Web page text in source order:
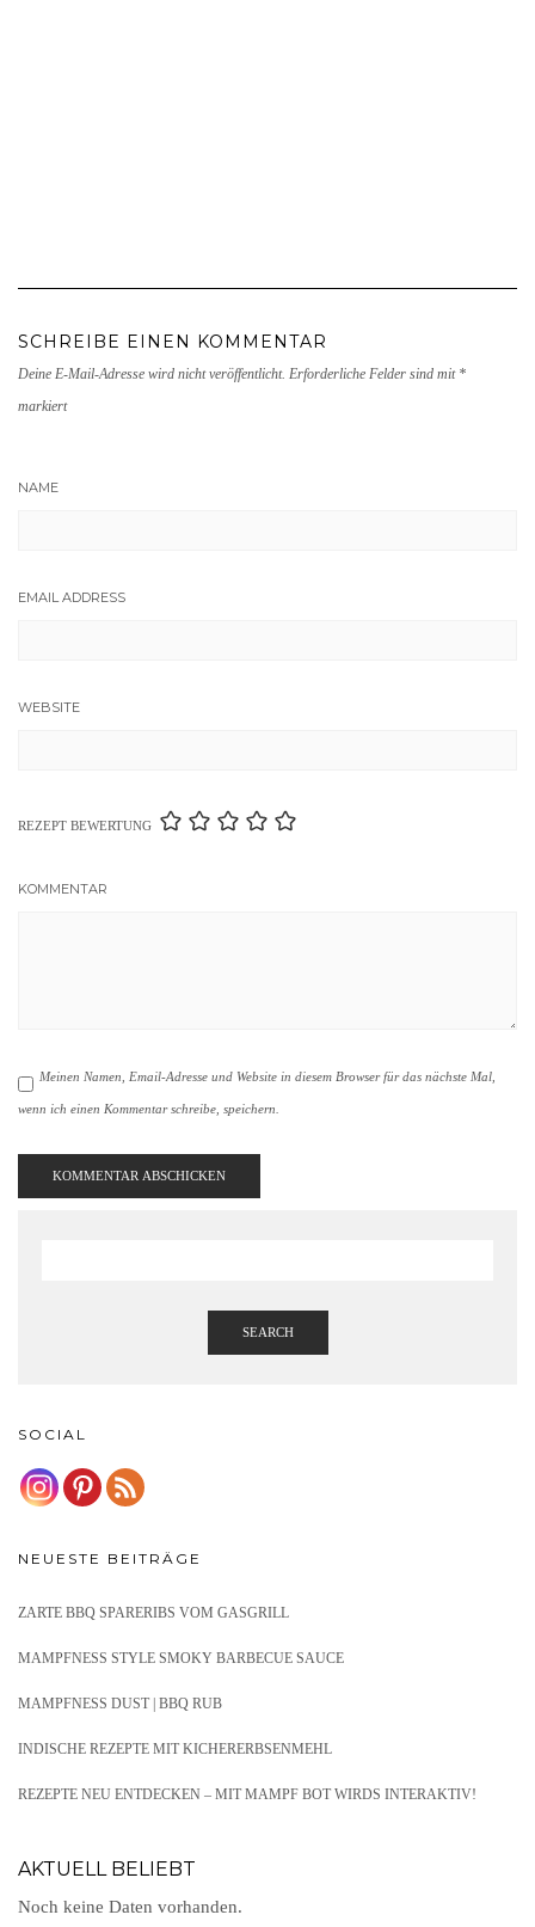
SCHREIBE EINEN KOMMENTAR
Deine E-Mail-Adresse wird nicht veröffentlicht. Erforderliche Felder sind mit *
markiert
NAME
EMAIL ADDRESS
WEBSITE
REZEPT BEWERTUNG
KOMMENTAR
Meinen Namen, Email-Adresse und Website in diesem Browser für das nächste Mal,
wenn ich einen Kommentar schreibe, speichern.
SEARCH
SOCIAL
NEUESTE BEITRÄGE
ZARTE BBQ SPARERIBS VOM GASGRILL
MAMPFNESS STYLE SMOKY BARBECUE SAUCE
MAMPFNESS DUST | BBQ RUB
INDISCHE REZEPTE MIT KICHERERBSENMEHL
REZEPTE NEU ENTDECKEN – MIT MAMPF BOT WIRDS INTERAKTIV!
AKTUELL BELIEBT
Noch keine Daten vorhanden.